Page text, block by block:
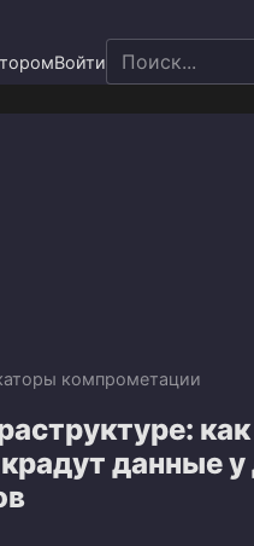
Войти
Search
for:
компрометации
как
данные у